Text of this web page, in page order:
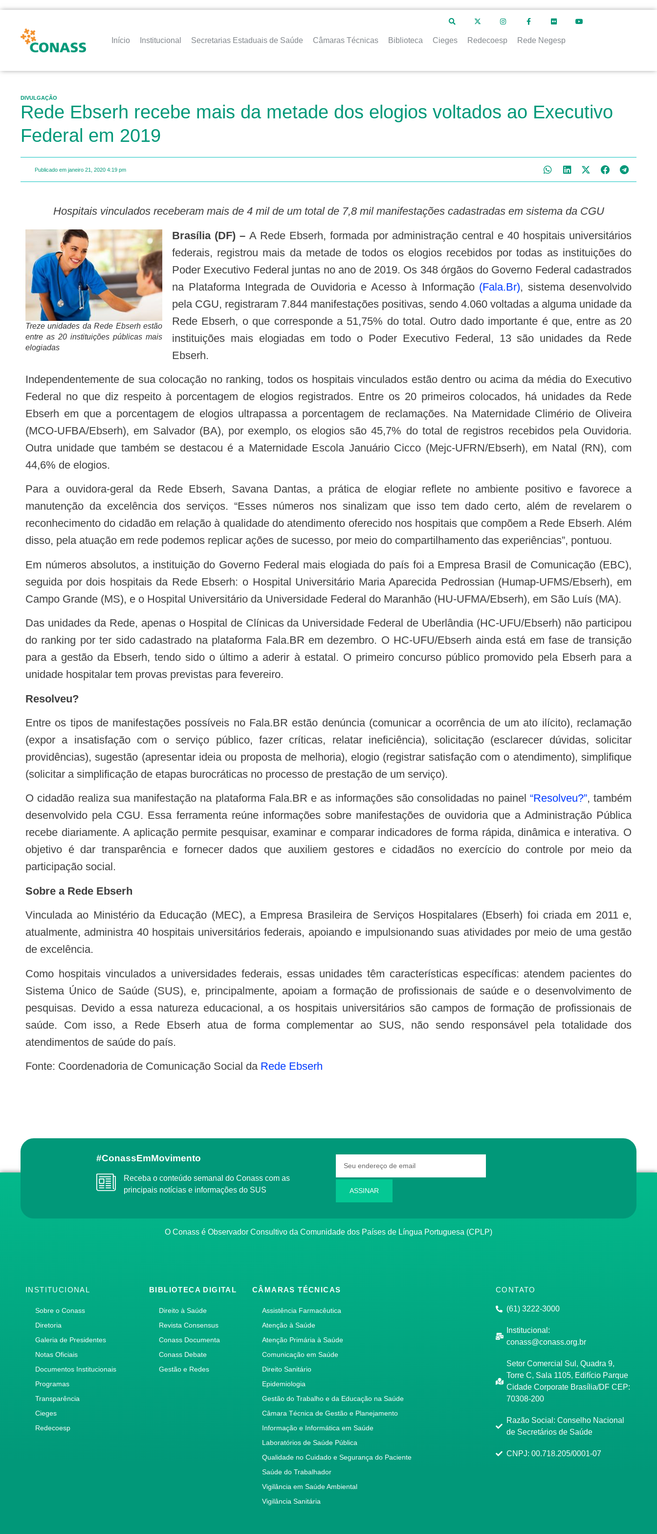
Início Institucional Secretarias Estaduais de Saúde Câmaras Técnicas Biblioteca Cieges Redecoesp Rede Negesp
DIVULGAÇÃO
Rede Ebserh recebe mais da metade dos elogios voltados ao Executivo
Federal em 2019
Publicado em janeiro 21, 2020 4:19 pm
Hospitais vinculados receberam mais de 4 mil de um total de 7,8 mil manifestações cadastradas em sistema da CGU
Treze unidades da Rede Ebserh estão
entre as 20 instituições públicas mais
elogiadas
Brasília (DF) – A Rede Ebserh, formada por administração central e 40 hospitais universitários
federais, registrou mais da metade de todos os elogios recebidos por todas as instituições do
Poder Executivo Federal juntas no ano de 2019. Os 348 órgãos do Governo Federal cadastrados
na Plataforma Integrada de Ouvidoria e Acesso à Informação (Fala.Br), sistema desenvolvido
pela CGU, registraram 7.844 manifestações positivas, sendo 4.060 voltadas a alguma unidade da
Rede Ebserh, o que corresponde a 51,75% do total. Outro dado importante é que, entre as 20
instituições mais elogiadas em todo o Poder Executivo Federal, 13 são unidades da Rede
Ebserh.
Independentemente de sua colocação no ranking, todos os hospitais vinculados estão dentro ou acima da média do Executivo
Federal no que diz respeito à porcentagem de elogios registrados. Entre os 20 primeiros colocados, há unidades da Rede
Ebserh em que a porcentagem de elogios ultrapassa a porcentagem de reclamações. Na Maternidade Climério de Oliveira
(MCO-UFBA/Ebserh), em Salvador (BA), por exemplo, os elogios são 45,7% do total de registros recebidos pela Ouvidoria.
Outra unidade que também se destacou é a Maternidade Escola Januário Cicco (Mejc-UFRN/Ebserh), em Natal (RN), com
44,6% de elogios.
Para a ouvidora-geral da Rede Ebserh, Savana Dantas, a prática de elogiar reflete no ambiente positivo e favorece a
manutenção da excelência dos serviços. “Esses números nos sinalizam que isso tem dado certo, além de revelarem o
reconhecimento do cidadão em relação à qualidade do atendimento oferecido nos hospitais que compõem a Rede Ebserh. Além
disso, pela atuação em rede podemos replicar ações de sucesso, por meio do compartilhamento das experiências”, pontuou.
Em números absolutos, a instituição do Governo Federal mais elogiada do país foi a Empresa Brasil de Comunicação (EBC),
seguida por dois hospitais da Rede Ebserh: o Hospital Universitário Maria Aparecida Pedrossian (Humap-UFMS/Ebserh), em
Campo Grande (MS), e o Hospital Universitário da Universidade Federal do Maranhão (HU-UFMA/Ebserh), em São Luís (MA).
Das unidades da Rede, apenas o Hospital de Clínicas da Universidade Federal de Uberlândia (HC-UFU/Ebserh) não participou
do ranking por ter sido cadastrado na plataforma Fala.BR em dezembro. O HC-UFU/Ebserh ainda está em fase de transição
para a gestão da Ebserh, tendo sido o último a aderir à estatal. O primeiro concurso público promovido pela Ebserh para a
unidade hospitalar tem provas previstas para fevereiro.
Resolveu?
Entre os tipos de manifestações possíveis no Fala.BR estão denúncia (comunicar a ocorrência de um ato ilícito), reclamação
(expor a insatisfação com o serviço público, fazer críticas, relatar ineficiência), solicitação (esclarecer dúvidas, solicitar
providências), sugestão (apresentar ideia ou proposta de melhoria), elogio (registrar satisfação com o atendimento), simplifique
(solicitar a simplificação de etapas burocráticas no processo de prestação de um serviço).
O cidadão realiza sua manifestação na plataforma Fala.BR e as informações são consolidadas no painel “Resolveu?”, também
desenvolvido pela CGU. Essa ferramenta reúne informações sobre manifestações de ouvidoria que a Administração Pública
recebe diariamente. A aplicação permite pesquisar, examinar e comparar indicadores de forma rápida, dinâmica e interativa. O
objetivo é dar transparência e fornecer dados que auxiliem gestores e cidadãos no exercício do controle por meio da
participação social.
Sobre a Rede Ebserh
Vinculada ao Ministério da Educação (MEC), a Empresa Brasileira de Serviços Hospitalares (Ebserh) foi criada em 2011 e,
atualmente, administra 40 hospitais universitários federais, apoiando e impulsionando suas atividades por meio de uma gestão
de excelência.
Como hospitais vinculados a universidades federais, essas unidades têm características específicas: atendem pacientes do
Sistema Único de Saúde (SUS), e, principalmente, apoiam a formação de profissionais de saúde e o desenvolvimento de
pesquisas. Devido a essa natureza educacional, a os hospitais universitários são campos de formação de profissionais de
saúde. Com isso, a Rede Ebserh atua de forma complementar ao SUS, não sendo responsável pela totalidade dos
atendimentos de saúde do país.
Fonte: Coordenadoria de Comunicação Social da Rede Ebserh
#ConassEmMovimento
Receba o conteúdo semanal do Conass com as
principais notícias e informações do SUS
ASSINAR
O Conass é Observador Consultivo da Comunidade dos Países de Língua Portuguesa (CPLP)
INSTITUCIONAL
Sobre o Conass
Diretoria
Galeria de Presidentes
Notas Oficiais
Documentos Institucionais
Programas
Transparência
Cieges
Redecoesp
BIBLIOTECA DIGITAL
Direito à Saúde
Revista Consensus
Conass Documenta
Conass Debate
Gestão e Redes
CÂMARAS TÉCNICAS
Assistência Farmacêutica
Atenção à Saúde
Atenção Primária à Saúde
Comunicação em Saúde
Direito Sanitário
Epidemiologia
Gestão do Trabalho e da Educação na Saúde
Câmara Técnica de Gestão e Planejamento
Informação e Informática em Saúde
Laboratórios de Saúde Pública
Qualidade no Cuidado e Segurança do Paciente
Saúde do Trabalhador
Vigilância em Saúde Ambiental
Vigilância Sanitária
CONTATO
(61) 3222-3000
Institucional:
conass@conass.org.br
Setor Comercial Sul, Quadra 9,
Torre C, Sala 1105, Edifício Parque
Cidade Corporate Brasília/DF CEP:
70308-200
Razão Social: Conselho Nacional
de Secretários de Saúde
CNPJ: 00.718.205/0001-07